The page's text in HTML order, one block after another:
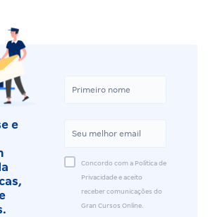
e
Concordo com a Política de
Privacidade e aceito
receber comunicações do
Gran Cursos Online.